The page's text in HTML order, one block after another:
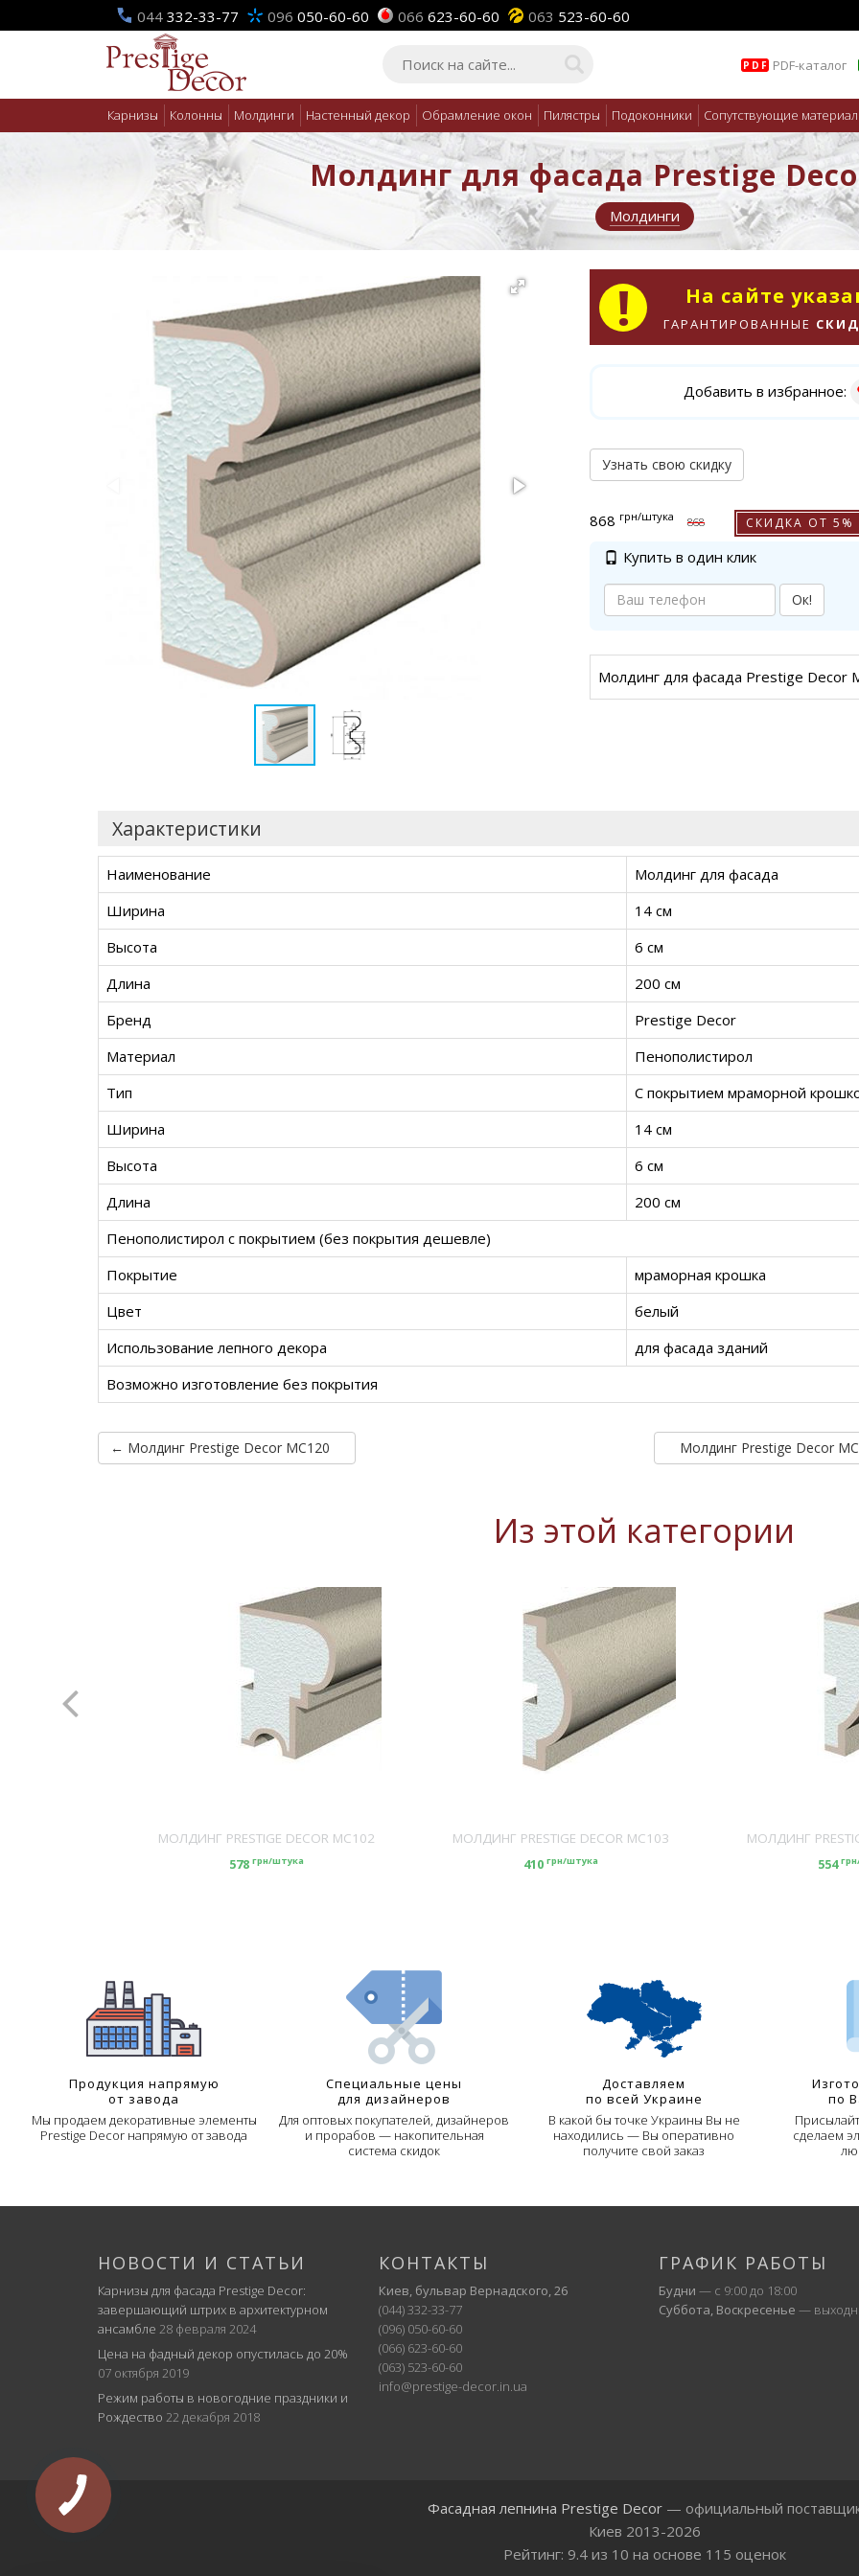
044 332-33-77 096 050-60-60 066 623-60-60 063 523-60-60
PDF PDF-каталог
Карнизы Колонны Молдинги Настенный декор Обрамление окон Пилястры Подоконники Сопутствующие
Молдинг для фасада Prestige
Молдинги
На сайте
ГАРАНТИРОВАННЫЕ
Добавить в избранное:
Узнать свою скидку
868 грн/штука 868 СКИДКА ОТ 5%
Купить в один клик
Ок!
Молдинг для фасада Prestige Decor
Характеристики
Наименование
Молдинг для фасада
Ширина
14 см
Высота
6 см
Длина
200 см
Бренд
Prestige Decor
Материал
Пенополистирол
Тип
С покрытием мраморной
Ширина
14 см
Высота
6 см
Длина
200 см
Пенополистирол с покрытием (без покрытия дешевле)
Покрытие
мраморная крошка
Цвет
белый
Использование лепного декора
для фасада зданий
Возможно изготовление без покрытия
← Молдинг Prestige Decor MC120 Молдинг Prestige Decor
Из этой категории
МОЛДИНГ PRESTIGE DECOR MC102
578 грн/штука
МОЛДИНГ PRESTIGE DECOR MC103
410 грн/штука
МОЛДИНГ
554
Продукция напрямую
от завода
Мы продаем декоративные элементы
Prestige Decor напрямую от завода
Специальные цены
для дизайнеров
Для оптовых покупателей, дизайнеров
и прорабов — накопительная
система скидок
Доставляем
по всей Украине
В какой бы точке Украины Вы не
находились — Вы оперативно
получите свой заказ
по
сделаем
НОВОСТИ И СТАТЬИ
Карнизы для фасада Prestige Decor:
завершающий штрих в архитектурном
ансамбле 28 февраля 2024
Цена на фадный декор опустилась до 20%
07 октября 2019
Режим работы в новогодние праздники и
Рождество 22 декабря 2018
КОНТАКТЫ
Киев, бульвар Вернадского, 26
(044) 332-33-77
(096) 050-60-60
(066) 623-60-60
(063) 523-60-60
info@prestige-decor.in.ua
ГРАФИК РАБОТЫ
Будни — с 9:00 до 18:00
Суббота, Воскресенье —
Фасадная лепнина Prestige Decor— официальный
Киев 2013-2026
Рейтинг: 9.4из 10 на основе 115 оценок